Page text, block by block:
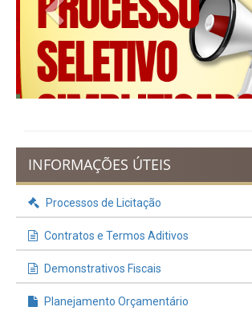
Previous
INFORMAÇÕES ÚTEIS